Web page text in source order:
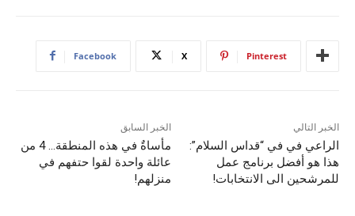
Facebook X Pinterest
الخبر السابق
مأساةٌ في هذه المنطقة… 4 من
عائلة واحدة لقوا حتفهم في
منزلهم!
الخبر التالي
الراعي في في “قداس السلام”:
هذا هو أفضل برنامج عمل
للمرشحين الى الانتخابات!